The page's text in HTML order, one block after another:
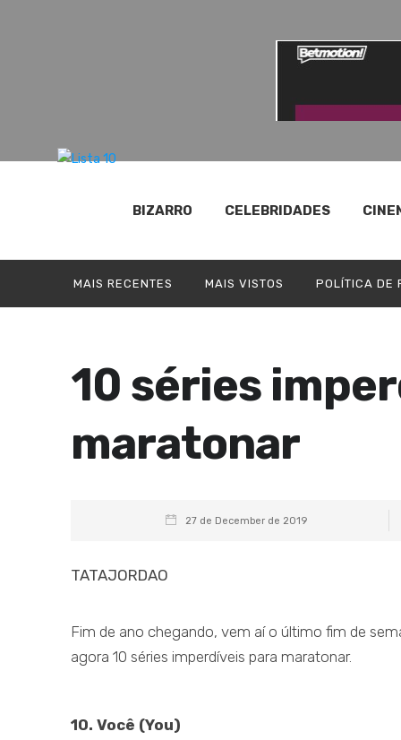
BIZARRO CELEBRIDADES
MAIS RECENTES MAIS VISTOS POLÍTICA DE
10 séries
maratonar
27 de December de 2019
TATAJORDAO
Fim de ano chegando, vem aí o último fim de
agora 10 séries imperdíveis para maratonar.
10. Você (You)